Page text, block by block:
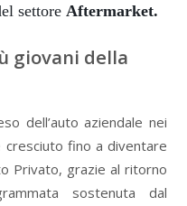
settore Aftermarket.
giovani della
dell’auto aziendale nei
cresciuto fino a diventare
Privato, grazie al ritorno
sostenuta dal